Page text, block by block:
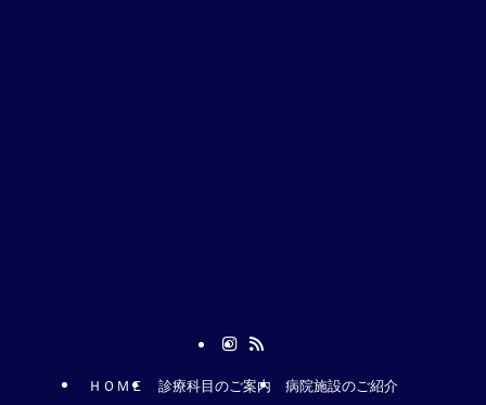
ＨＯＭＥ 診療科目のご案内 病院施設のご紹介